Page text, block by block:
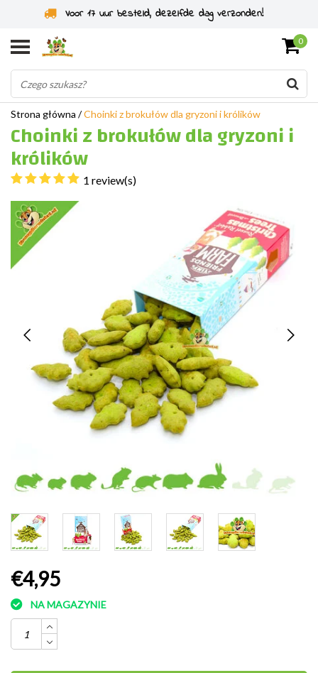
Specjaliści od gryzoni od 2011 roku
0
Strona główna /Choinki z brokułów dla gryzoni i królików
Choinki z brokułów dla gryzoni i
królików
1 review(s)
€4,95
NA MAGAZYNIE